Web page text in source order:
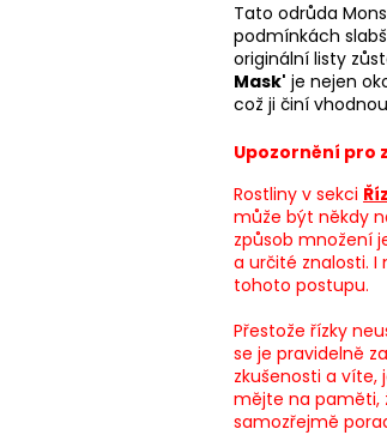
Tato odrůda
podmínkách
originální listy
Mask' je nejen
což ji činí
Upozornění pro
Rostliny v sekci
může být někdy
způsob množení
a určité znalosti.
tohoto postupu.
Přestože řízky
se je pravidelně
zkušenosti a víte,
mějte na paměti,
samozřejmě